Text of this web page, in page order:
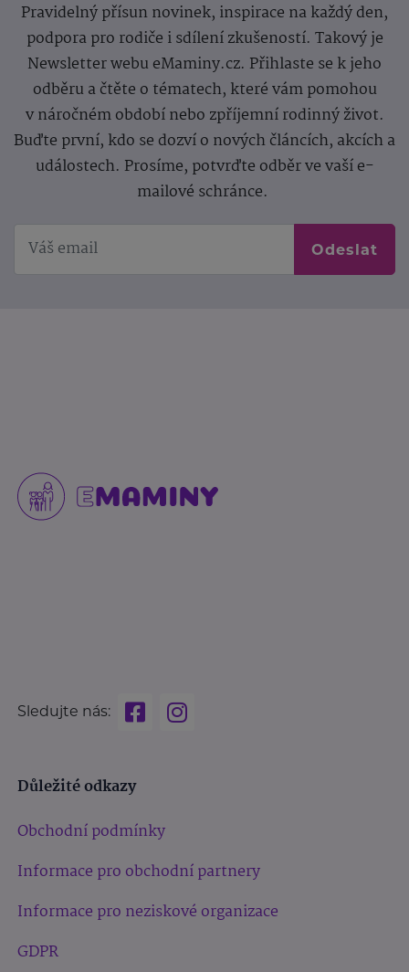
Pravidelný přísun novinek, inspirace na každý den,
podpora pro rodiče i sdílení zkušeností. Takový je
Newsletter webu eMaminy.cz. Přihlaste se k jeho
odběru a čtěte o tématech, které vám pomohou
v náročném období nebo zpříjemní rodinný život.
Buďte první, kdo se dozví o nových článcích, akcích a
událostech. Prosíme, potvrďte odběr ve vaší e-
mailové schránce.
Odeslat
Sledujte nás:
Důležité odkazy
Obchodní podmínky
Informace pro obchodní partnery
Informace pro neziskové organizace
GDPR